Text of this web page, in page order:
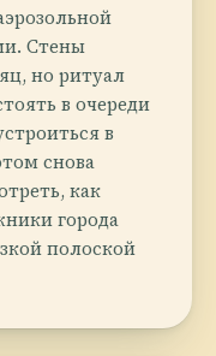
Стены
но ритуал
в очереди
в
снова
как
города
полоской